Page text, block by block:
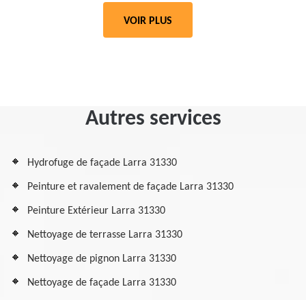
VOIR PLUS
Autres services
Hydrofuge de façade Larra 31330
Peinture et ravalement de façade Larra 31330
Peinture Extérieur Larra 31330
Nettoyage de terrasse Larra 31330
Nettoyage de pignon Larra 31330
Nettoyage de façade Larra 31330